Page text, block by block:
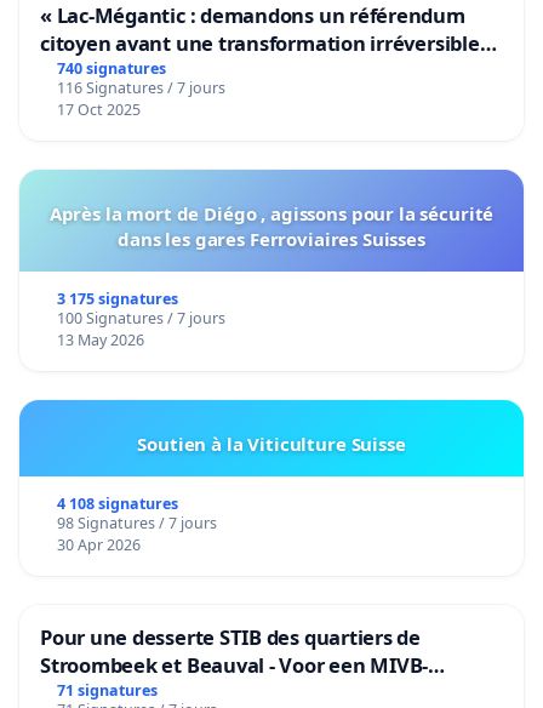
« Lac-Mégantic : demandons un référendum
citoyen avant une transformation irréversible
de notre territoire »
740 signatures
116 Signatures / 7 jours
17 Oct 2025
Après la mort de Diégo , agissons pour la sécurité
dans les gares Ferroviaires Suisses
3 175 signatures
100 Signatures / 7 jours
13 May 2026
Soutien à la Viticulture Suisse
4 108 signatures
98 Signatures / 7 jours
30 Apr 2026
Pour une desserte STIB des quartiers de
Stroombeek et Beauval - Voor een MIVB-
bediening van de wijken Strombeek en Het
71 signatures